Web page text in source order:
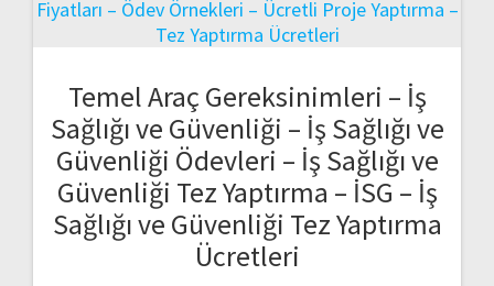
Temel Araç Gereksinimleri – İş
Sağlığı ve Güvenliği – İş Sağlığı ve
Güvenliği Ödevleri – İş Sağlığı ve
Güvenliği Tez Yaptırma – İSG – İş
Sağlığı ve Güvenliği Tez Yaptırma
Ücretleri